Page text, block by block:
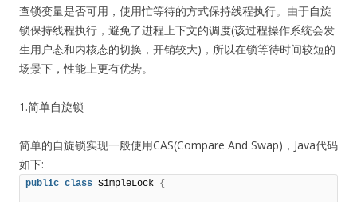
查锁变量是否可用，使用忙等待的方式保持线程执行。由于自旋
锁保持线程执行，避免了进程上下文的调度(该过程操作系统会发
生用户态和内核态的切换，开销较大)，所以在锁等待时间较短的
场景下，性能上更有优势。
1.简单自旋锁
简单的自旋锁实现一般使用CAS(Compare And Swap)，Java代码
如下:
public class SimpleLock {